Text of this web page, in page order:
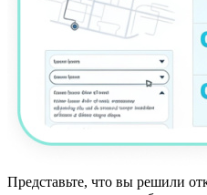
Представьте, что вы решили